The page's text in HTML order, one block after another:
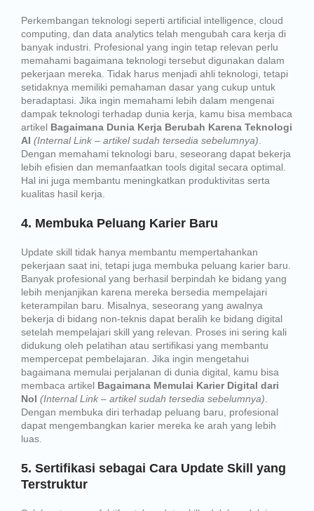
Perkembangan teknologi seperti artificial intelligence, cloud
computing, dan data analytics telah mengubah cara kerja di
banyak industri. Profesional yang ingin tetap relevan perlu
memahami bagaimana teknologi tersebut digunakan dalam
pekerjaan mereka. Tidak harus menjadi ahli teknologi, tetapi
setidaknya memiliki pemahaman dasar yang cukup untuk
beradaptasi. Jika ingin memahami lebih dalam mengenai
dampak teknologi terhadap dunia kerja, kamu bisa membaca
artikel Bagaimana Dunia Kerja Berubah Karena Teknologi
AI (Internal Link – artikel sudah tersedia sebelumnya).
Dengan memahami teknologi baru, seseorang dapat bekerja
lebih efisien dan memanfaatkan tools digital secara optimal.
Hal ini juga membantu meningkatkan produktivitas serta
kualitas hasil kerja.
4. Membuka Peluang Karier Baru
Update skill tidak hanya membantu mempertahankan
pekerjaan saat ini, tetapi juga membuka peluang karier baru.
Banyak profesional yang berhasil berpindah ke bidang yang
lebih menjanjikan karena mereka bersedia mempelajari
keterampilan baru. Misalnya, seseorang yang awalnya
bekerja di bidang non-teknis dapat beralih ke bidang digital
setelah mempelajari skill yang relevan. Proses ini sering kali
didukung oleh pelatihan atau sertifikasi yang membantu
mempercepat pembelajaran. Jika ingin mengetahui
bagaimana memulai perjalanan di dunia digital, kamu bisa
membaca artikel Bagaimana Memulai Karier Digital dari
Nol (Internal Link – artikel sudah tersedia sebelumnya).
Dengan membuka diri terhadap peluang baru, profesional
dapat mengembangkan karier mereka ke arah yang lebih
luas.
5. Sertifikasi sebagai Cara Update Skill yang
Terstruktur